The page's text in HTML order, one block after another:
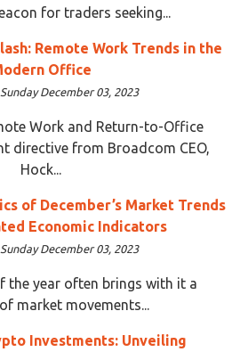
for traders seeking...
Remote Work Trends in the
Office
December 03, 2023
Work and Return-to-Office
directive from Broadcom CEO,
Hock...
of December’s Market Trends
Economic Indicators
December 03, 2023
the year often brings with it a
market movements...
Investments: Unveiling